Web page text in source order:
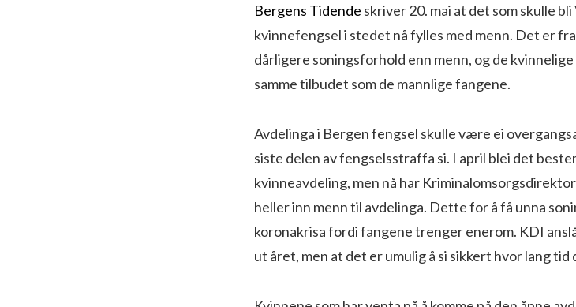
Bergens Tidende skriver 20. mai at det som skulle
kvinnefengsel i stedet nå fylles med menn. Det er
dårligere soningsforhold enn menn, og de
samme tilbudet som de mannlige fangene.
Avdelinga i Bergen fengsel skulle være ei
siste delen av fengselsstraffa si. I april blei det
kvinneavdeling, men nå har
heller inn menn til avdelinga. Dette for å få unna
koronakrisa fordi fangene trenger enerom. KDI
ut året, men at det er umulig å si sikkert hvor lang tid